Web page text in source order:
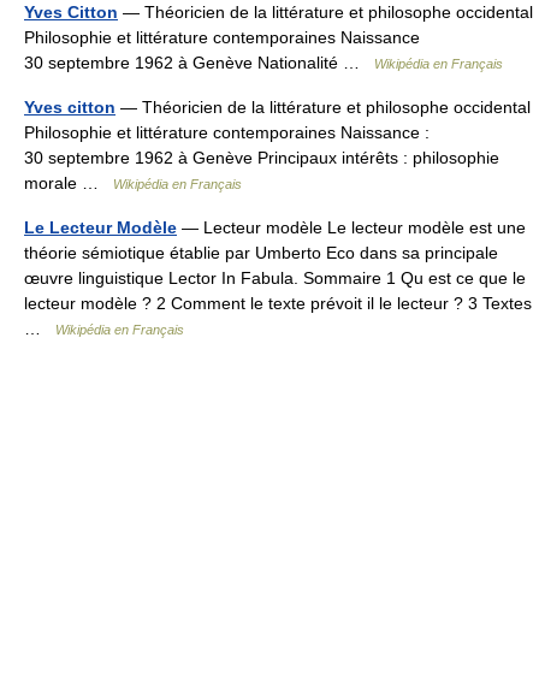
Yves Citton — Théoricien de la littérature et philosophe occidental
Philosophie et littérature contemporaines Naissance
30 septembre 1962 à Genève Nationalité …
Wikipédia en Français
Yves citton — Théoricien de la littérature et philosophe occidental
Philosophie et littérature contemporaines Naissance :
30 septembre 1962 à Genève Principaux intérêts : philosophie
morale …
Wikipédia en Français
Le Lecteur Modèle — Lecteur modèle Le lecteur modèle est une
théorie sémiotique établie par Umberto Eco dans sa principale
œuvre linguistique Lector In Fabula. Sommaire 1 Qu est ce que le
lecteur modèle ? 2 Comment le texte prévoit il le lecteur ? 3 Textes
Wikipédia en Français